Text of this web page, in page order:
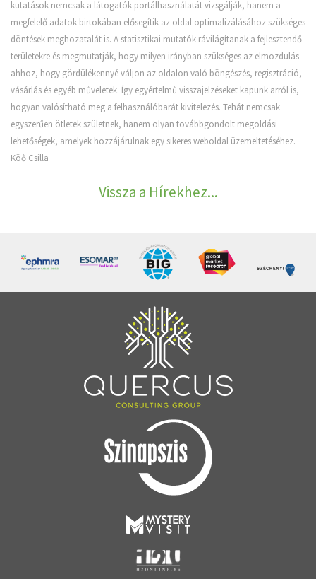
kutatások nemcsak a látogatók portálhasználatát vizsgálják, hanem a
megfelelő adatok birtokában elősegítik az oldal optimalizálásához szükséges
döntések meghozatalát is. A statisztikai mutatók rávilágítanak a fejlesztendő
területekre és megmutatják, hogy milyen irányban szükséges az elmozdulás
ahhoz, hogy gördülékennyé váljon az oldalon való böngészés, regisztráció,
vásárlás és egyéb műveletek. Így egyértelmű visszajelzéseket kapunk arról is,
hogyan valósítható meg a felhasználóbarát kivitelezés. Tehát nemcsak
egyszerűen ötletek születnek, hanem olyan továbbgondolt megoldási
lehetőségek, amelyek hozzájárulnak egy sikeres weboldal üzemeltetéséhez.
Köő Csilla
Vissza a Hírekhez...